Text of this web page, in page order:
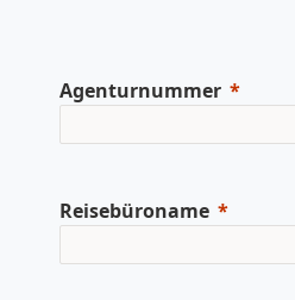
Agenturnummer
Reisebüroname